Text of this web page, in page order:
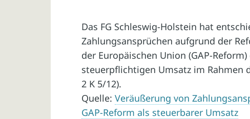
Das FG Schleswig-Holstein hat
Zahlungsansprüchen aufgrund der
der Europäischen Union (GAP-
steuerpflichtigen Umsatz im Rahmen
2 K 5/12).
Quelle:Veräußerung von
GAP-Reform als steuerbarer Umsatz